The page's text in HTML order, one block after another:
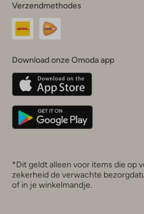
je
land
Nederland
Belgique(Français)
Deutschland
Verzendmethodes
Download onze Omoda app
*Dit geldt alleen voor items die op
zekerheid de verwachte
of in je winkelmandje.